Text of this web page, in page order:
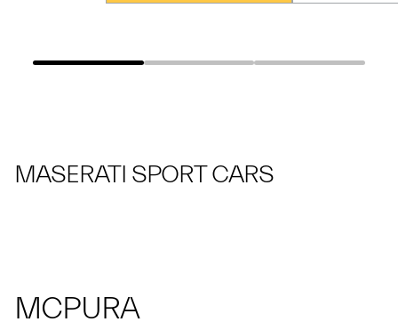
MASERATI SPORT CARS
MCPURA